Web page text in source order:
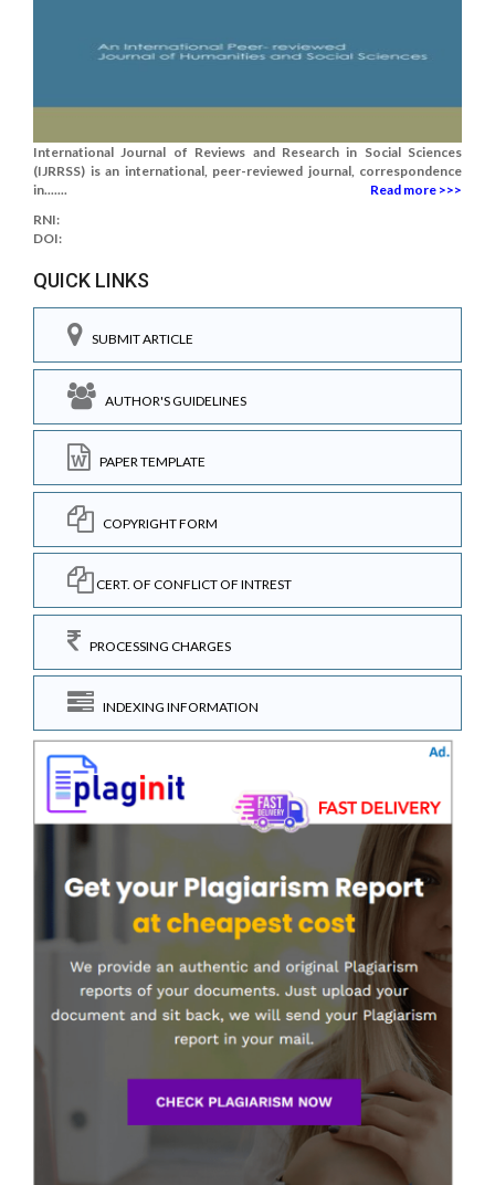
International Journal of Reviews and Research in Social Sciences
(IJRRSS) is an international, peer-reviewed journal, correspondence
in.......
Read more >>>
RNI:
DOI:
QUICK LINKS
SUBMIT ARTICLE
AUTHOR'S GUIDELINES
PAPER TEMPLATE
COPYRIGHT FORM
CERT. OF CONFLICT OF INTREST
PROCESSING CHARGES
INDEXING INFORMATION